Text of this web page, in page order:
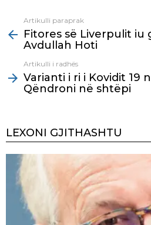
more
Artikulli paraprak
Fitores së Liverpulit iu
Avdullah Hoti
Artikulli i radhës
Varianti i ri i Kovidit 19
Qëndroni në shtëpi
LEXONI GJITHASHTU